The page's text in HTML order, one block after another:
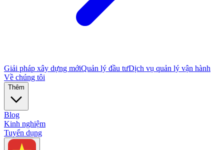
Giải pháp xây dựng mớiQuản lý đầu tưDịch vụ quản lý vận hành
Về chúng tôi
Thêm
Blog
Kinh nghiệm
Tuyển dụng